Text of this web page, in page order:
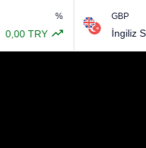
İngiliz Sterlini